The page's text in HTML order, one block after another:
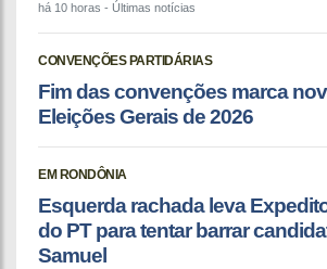
há 10 horas - Últimas notícias
CONVENÇÕES PARTIDÁRIAS
Fim das convenções marca
Eleições Gerais de 2026
EM RONDÔNIA
Esquerda rachada leva
do PT para tentar barrar
Samuel